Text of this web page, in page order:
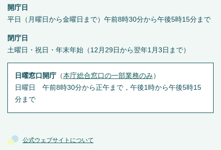
公式ウェブサイトについて
開庁日
平日（月曜日から金曜日まで）午前8時30分から午後5時15分まで
閉庁日
土曜日・祝日・年末年始（12月29日から翌年1月3日まで）
日曜窓口開庁（本庁総合窓口の一部業務のみ ）
日曜日 午前8時30分から正午まで，午後1時から午後5時15
分まで